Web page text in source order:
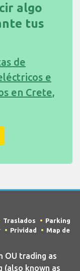
algo
tus
de
e
en Crete,
Traslados
Parking
Prividad
Map de
OU trading as
known as